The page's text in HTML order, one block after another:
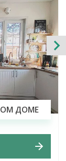
ДОМЕ